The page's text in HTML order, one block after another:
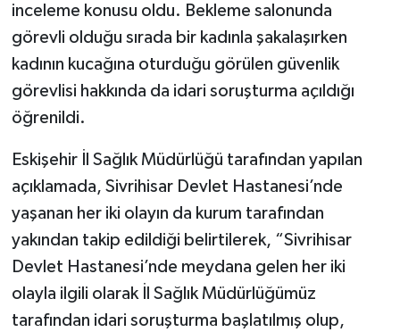
inceleme konusu oldu. Bekleme salonunda
görevli olduğu sırada bir kadınla şakalaşırken
kadının kucağına oturduğu görülen güvenlik
görevlisi hakkında da idari soruşturma açıldığı
öğrenildi.
Eskişehir İl Sağlık Müdürlüğü tarafından yapılan
açıklamada, Sivrihisar Devlet Hastanesi’nde
yaşanan her iki olayın da kurum tarafından
yakından takip edildiği belirtilerek, “Sivrihisar
Devlet Hastanesi’nde meydana gelen her iki
olayla ilgili olarak İl Sağlık Müdürlüğümüz
tarafından idari soruşturma başlatılmış olup,